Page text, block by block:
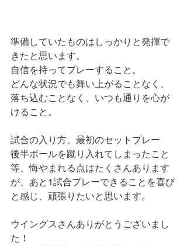
準備していたものはしっかりと発揮で
きたと思います。
自信を持ってプレーすること。
どんな状況でも舞い上がることなく、
落ち込むことなく、いつも通りを心が
けること。
試合の入り方、最初のセットプレー
後半ボールを蹴り入れてしまったこと
等、悔やまれる点はたくさんあります
が、あと1試合プレーできることを喜び
と感じ、頑張りたいと思います。
ウイングスさんありがとうございまし
た！